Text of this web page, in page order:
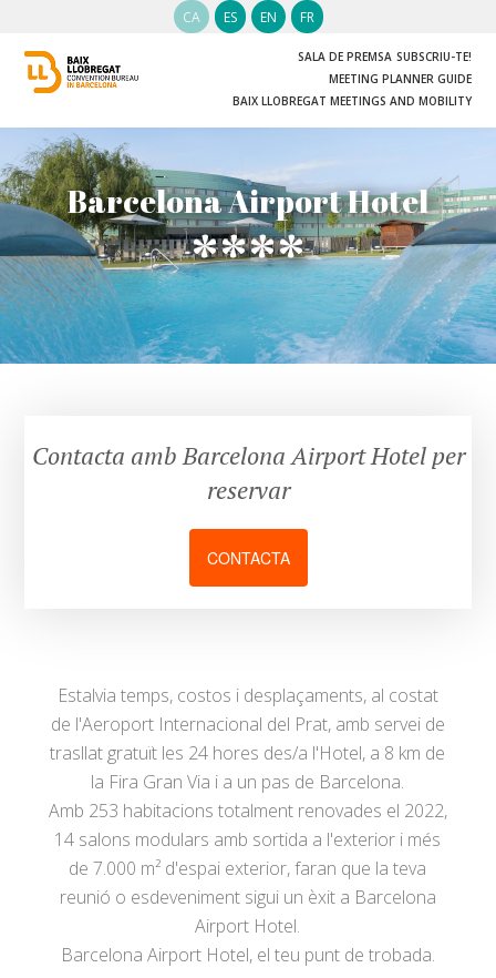
SALA DE PREMSA SUBSCRIU-TE!
MEETING PLANNER GUIDE
BAIX LLOBREGAT MEETINGS AND MOBILITY
CA ES EN FR
Barcelona Airport Hotel
****
Contacta amb Barcelona Airport Hotel per
reservar
CONTACTA
Estalvia temps, costos i desplaçaments, al costat
de l'Aeroport Internacional del Prat, amb servei de
trasllat gratuït les 24 hores des/a l'Hotel, a 8 km de
la Fira Gran Via i a un pas de Barcelona.
Amb 253 habitacions totalment renovades el 2022,
14 salons modulars amb sortida a l'exterior i més
de 7.000 m² d'espai exterior, faran que la teva
reunió o esdeveniment sigui un èxit a Barcelona
Airport Hotel.
Barcelona Airport Hotel, el teu punt de trobada.